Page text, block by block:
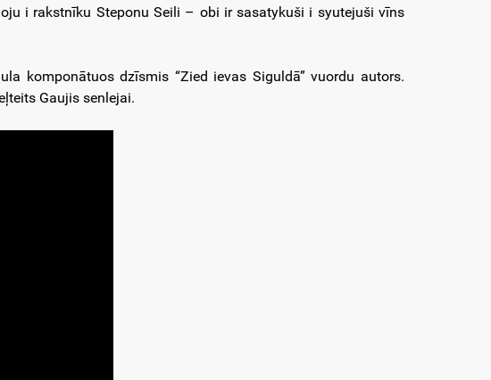
i rakstnīku Steponu Seili – obi ir sasatykuši i syutejuši vīns
komponātuos dzīsmis “Zied ievas Siguldā” vuordu autors.
Gaujis senlejai.